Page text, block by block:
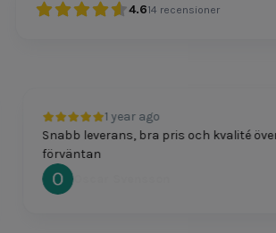
4.614 recensioner
1 year ago
Snabb leverans, bra pris och kvalité över
förväntan
Oscar Svensson